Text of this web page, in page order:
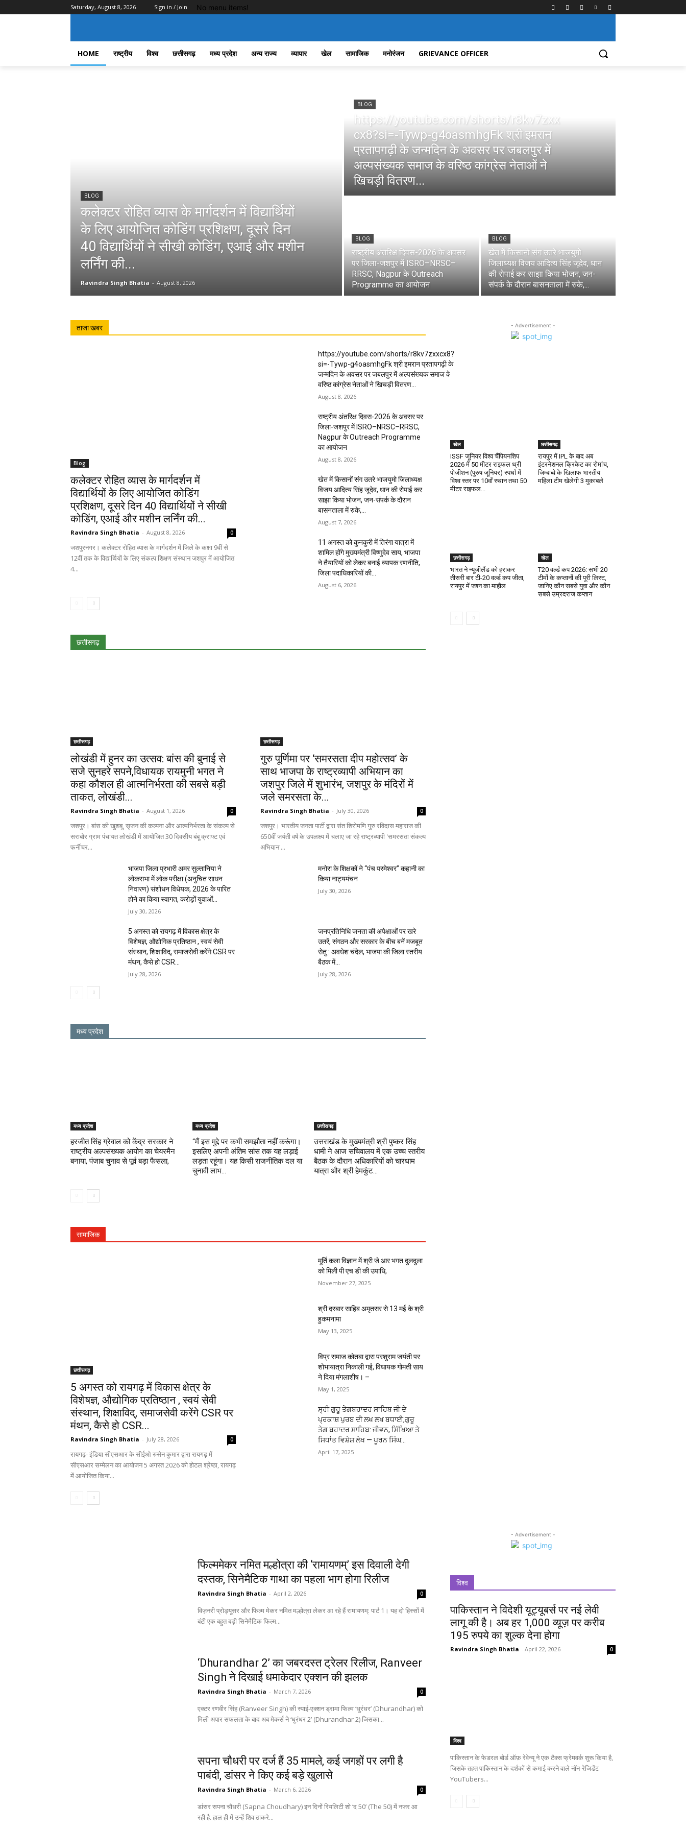
Saturday, August 8, 2026 Sign in / Join No menu items!
HOME राष्ट्रीय विश्व छत्तीसगढ़ मध्य प्रदेश अन्य राज्य व्यापार खेल सामाजिक मनोरंजन GRIEVANCE OFFICER
BLOG
कलेक्टर रोहित व्यास के मार्गदर्शन में विद्यार्थियों
के लिए आयोजित कोडिंग प्रशिक्षण, दूसरे दिन
40 विद्यार्थियों ने सीखी कोडिंग, एआई और मशीन
लर्निंग की...
Ravindra Singh Bhatia - August 8, 2026
BLOG
https://youtube.com/shorts/r8kv7zxx
cx8?si=-Tywp-g4oasmhgFk श्री इमरान
प्रतापगढ़ी के जन्मदिन के अवसर पर जबलपुर में
अल्पसंख्यक समाज के वरिष्ठ कांग्रेस नेताओं ने
खिचड़ी वितरण...
BLOG
राष्ट्रीय अंतरिक्ष दिवस-2026 के अवसर
पर जिला-जशपुर में ISRO–NRSC–
RRSC, Nagpur के Outreach
Programme का आयोजन
BLOG
खेत में किसानों संग उतरे भाजयुमो
जिलाध्यक्ष विजय आदित्य सिंह जूदेव, धान
की रोपाई कर साझा किया भोजन, जन-
संपर्क के दौरान बासनताला में रुके,...
ताजा खबर
Blog
कलेक्टर रोहित व्यास के मार्गदर्शन में
विद्यार्थियों के लिए आयोजित कोडिंग
प्रशिक्षण, दूसरे दिन 40 विद्यार्थियों ने सीखी
कोडिंग, एआई और मशीन लर्निंग की...
Ravindra Singh Bhatia - August 8, 2026 0
जशपुरनगर। कलेक्टर रोहित व्यास के मार्गदर्शन में जिले के कक्षा 9वीं से
12वीं तक के विद्यार्थियों के लिए संकल्प शिक्षण संस्थान जशपुर में आयोजित
4...
https://youtube.com/shorts/r8kv7zxxcx8?
si=-Tywp-g4oasmhgFk श्री इमरान प्रतापगढ़ी के
जन्मदिन के अवसर पर जबलपुर में अल्पसंख्यक समाज के
वरिष्ठ कांग्रेस नेताओं ने खिचड़ी वितरण...
August 8, 2026
राष्ट्रीय अंतरिक्ष दिवस-2026 के अवसर पर
जिला-जशपुर में ISRO–NRSC–RRSC,
Nagpur के Outreach Programme
का आयोजन
August 8, 2026
खेत में किसानों संग उतरे भाजयुमो जिलाध्यक्ष
विजय आदित्य सिंह जूदेव, धान की रोपाई कर
साझा किया भोजन, जन-संपर्क के दौरान
बासनताला में रुके,...
August 7, 2026
11 अगस्त को कुनकुरी में तिरंगा यात्रा में
शामिल होंगे मुख्यमंत्री विष्णुदेव साय, भाजपा
ने तैयारियों को लेकर बनाई व्यापक रणनीति,
जिला पदाधिकारियों की...
August 6, 2026
छत्तीसगढ़
छत्तीसगढ़
लोखंडी में हुनर का उत्सव: बांस की बुनाई से
सजे सुनहरे सपने,विधायक रायमुनी भगत ने
कहा कौशल ही आत्मनिर्भरता की सबसे बड़ी
ताकत, लोखंडी...
Ravindra Singh Bhatia - August 1, 2026 0
जशपुर। बांस की खुशबू, सृजन की कल्पना और आत्मनिर्भरता के संकल्प से
सराबोर ग्राम पंचायत लोखंडी में आयोजित 30 दिवसीय बंबू क्राफ्ट एवं
फर्नीचर...
छत्तीसगढ़
गुरु पूर्णिमा पर ‘समरसता दीप महोत्सव’ के
साथ भाजपा के राष्ट्रव्यापी अभियान का
जशपुर जिले में शुभारंभ, जशपुर के मंदिरों में
जले समरसता के...
Ravindra Singh Bhatia - July 30, 2026 0
जशपुर। भारतीय जनता पार्टी द्वारा संत शिरोमणि गुरु रविदास महाराज की
650वीं जयंती वर्ष के उपलक्ष्य में चलाए जा रहे राष्ट्रव्यापी 'समरसता संकल्प
अभियान'...
भाजपा जिला प्रभारी अमर सुल्तानिया ने
लोकसभा में लोक परीक्षा (अनुचित साधन
निवारण) संशोधन विधेयक, 2026 के पारित
होने का किया स्वागत, करोड़ों युवाओं...
July 30, 2026
मनोरा के शिक्षकों ने “पंच परमेश्वर” कहानी का
किया नाट्यमंचन
July 30, 2026
5 अगस्त को रायगढ़ में विकास क्षेत्र के
विशेषज्ञ, औद्योगिक प्रतिष्ठान , स्वयं सेवी
संस्थान, शिक्षाविद्, समाजसेवी करेंगे CSR पर
मंथन, कैसे हो CSR...
July 28, 2026
जनप्रतिनिधि जनता की अपेक्षाओं पर खरे
उतरें, संगठन और सरकार के बीच बनें मजबूत
सेतु : अवधेश चंदेल, भाजपा की जिला स्तरीय
बैठक में...
July 28, 2026
मध्य प्रदेश
मध्य प्रदेश
हरजीत सिंह ग्रेवाल को केंद्र सरकार ने
राष्ट्रीय अल्पसंख्यक आयोग का चेयरमैन
बनाया, पंजाब चुनाव से पूर्व बड़ा फैसला,
मध्य प्रदेश
“मैं इस मुद्दे पर कभी समझौता नहीं करूंगा।
इसलिए अपनी अंतिम सांस तक यह लड़ाई
लड़ता रहूंगा। यह किसी राजनीतिक दल या
चुनावी लाभ...
छत्तीसगढ़
उत्तराखंड के मुख्यमंत्री श्री पुष्कर सिंह
धामी ने आज सचिवालय में एक उच्च स्तरीय
बैठक के दौरान अधिकारियों को चारधाम
यात्रा और श्री हेमकुंट...
सामाजिक
छत्तीसगढ़
5 अगस्त को रायगढ़ में विकास क्षेत्र के
विशेषज्ञ, औद्योगिक प्रतिष्ठान , स्वयं सेवी
संस्थान, शिक्षाविद्, समाजसेवी करेंगे CSR पर
मंथन, कैसे हो CSR...
Ravindra Singh Bhatia - July 28, 2026 0
रायगढ़- इंडिया सीएसआर के सीईओ रुसेन कुमार द्वारा रायगढ़ में
सीएसआर सम्मेलन का आयोजन 5 अगस्त 2026 को होटल श्रेष्ठा, रायगढ़
में आयोजित किया...
मूर्ति कला विज्ञान में श्री जे आर भगत दुलदुला
को मिली पी एच डी की उपाधि,
November 27, 2025
श्री दरबार साहिब अमृतसर से 13 मई के श्री
हुकमनामा
May 13, 2025
विप्र समाज कोतबा द्वारा परशुराम जयंती पर
शोभायात्रा निकाली गई, विधायक गोमती साय
ने दिया मंगलाशीष। –
May 1, 2025
ਸ੍ਰੀ ਗੁਰੂ ਤੇਗਬਹਾਦਰ ਸਾਹਿਬ ਜੀ ਦੇ
ਪ੍ਰਕਾਸ਼ ਪੁਰਬ ਦੀ ਲਖ ਲਖ ਬਧਾਈ,ਗੁਰੂ
ਤੇਗ ਬਹਾਦਰ ਸਾਹਿਬ: ਜੀਵਨ, ਸਿੱਖਿਆ ਤੇ
ਸਿਧਾਂਤ ਵਿਸ਼ੇਸ਼ ਲੇਖ — ਪੂਰਨ ਸਿੰਘ...
April 17, 2025
- Advertisement -
खेल
ISSF जूनियर विश्व चैंपियनशिप
2026 में 50 मीटर राइफल थ्री
पोजीशन (पुरुष जूनियर) स्पर्धा में
विश्व स्तर पर 10वाँ स्थान तथा 50
मीटर राइफल...
छत्तीसगढ़
रायपुर में IPL के बाद अब
इंटरनेशनल क्रिकेट का रोमांच,
जिम्बाब्वे के खिलाफ भारतीय
महिला टीम खेलेगी 3 मुकाबले
छत्तीसगढ़
भारत ने न्यूजीलैंड को हराकर
तीसरी बार टी-20 वर्ल्ड कप जीता,
रायपुर में जश्न का माहौल
खेल
T20 वर्ल्ड कप 2026: सभी 20
टीमों के कप्तानों की पूरी लिस्ट,
जानिए कौन सबसे युवा और कौन
सबसे उम्रदराज कप्तान
फिल्ममेकर नमित मल्होत्रा की ‘रामायणम्’ इस दिवाली देगी
दस्तक, सिनेमैटिक गाथा का पहला भाग होगा रिलीज
Ravindra Singh Bhatia - April 2, 2026 0
विज़नरी प्रोड्यूसर और फिल्म मेकर नमित मल्होत्रा लेकर आ रहे हैं रामायणम्: पार्ट 1। यह दो हिस्सों में
बंटी एक बहुत बड़ी सिनेमैटिक फिल्म...
‘Dhurandhar 2’ का जबरदस्त ट्रेलर रिलीज, Ranveer
Singh ने दिखाई धमाकेदार एक्शन की झलक
Ravindra Singh Bhatia - March 7, 2026 0
एक्टर रणवीर सिंह (Ranveer Singh) की स्पाई-एक्शन ड्रामा फिल्म ‘धुरंधर’ (Dhurandhar) को
मिली अपार सफलता के बाद अब मेकर्स ने ‘धुरंधर 2’ (Dhurandhar 2) जिसका...
सपना चौधरी पर दर्ज हैं 35 मामले, कई जगहों पर लगी है
पाबंदी, डांसर ने किए कई बड़े खुलासे
Ravindra Singh Bhatia - March 6, 2026 0
डांसर सपना चौधरी (Sapna Choudhary) इन दिनों रियलिटी शो ‘द 50’ (The 50) में नजर आ
रही है. हाल ही में उन्हें शिव ठाकरे...
- Advertisement -
विश्व
पाकिस्तान ने विदेशी यूट्यूबर्स पर नई लेवी
लागू की है। अब हर 1,000 व्यूज़ पर करीब
195 रुपये का शुल्क देना होगा
Ravindra Singh Bhatia - April 22, 2026 0
विश्व
पाकिस्तान के फेडरल बोर्ड ऑफ़ रेवेन्यू ने एक टैक्स फ्रेमवर्क शुरू किया है,
जिसके तहत पाकिस्तान के दर्शकों से कमाई करने वाले नॉन-रेजिडेंट
YouTubers...